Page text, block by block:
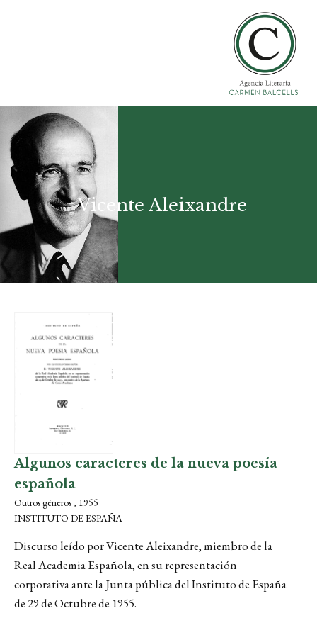
Vicente Aleixandre
Algunos caracteres de la nueva poesía
española
Outros géneros , 1955
INSTITUTO DE ESPAÑA
Discurso leído por Vicente Aleixandre, miembro de la
Real Academia Española, en su representación
corporativa ante la Junta pública del Instituto de España
de 29 de Octubre de 1955.